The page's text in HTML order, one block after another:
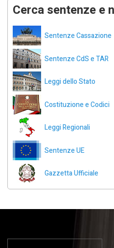
Cerca sentenze e
Sentenze Cassazione
Sentenze CdS e TAR
Leggi dello Stato
Costituzione e Codici
Leggi Regionali
Sentenze UE
Gazzetta Ufficiale